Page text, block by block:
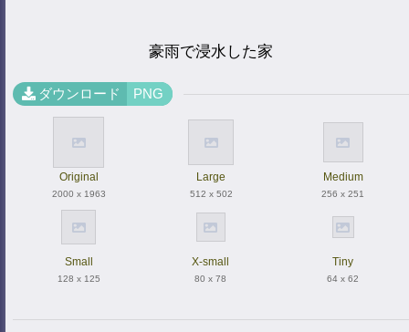
豪雨で浸水した家
ダウンロード PNG
Original
2000 x 1963
Large
512 x 502
Medium
256 x 251
Small
128 x 125
X-small
80 x 78
Tiny
64 x 62